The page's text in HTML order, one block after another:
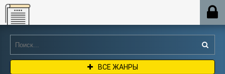
Online-knigi.org
ВСЕ ЖАНРЫ